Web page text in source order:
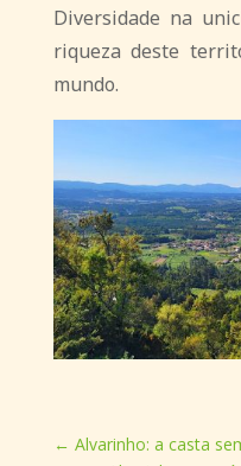
Diversidade na
riqueza deste
mundo.
← Alvarinho: a casta